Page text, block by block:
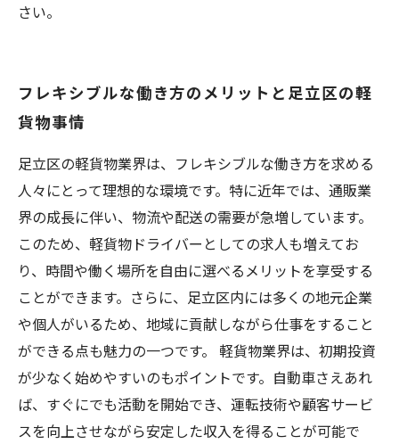
さい。
フレキシブルな働き方のメリットと足立区の軽
貨物事情
足立区の軽貨物業界は、フレキシブルな働き方を求める
人々にとって理想的な環境です。特に近年では、通販業
界の成長に伴い、物流や配送の需要が急増しています。
このため、軽貨物ドライバーとしての求人も増えてお
り、時間や働く場所を自由に選べるメリットを享受する
ことができます。さらに、足立区内には多くの地元企業
や個人がいるため、地域に貢献しながら仕事をすること
ができる点も魅力の一つです。 軽貨物業界は、初期投資
が少なく始めやすいのもポイントです。自動車さえあれ
ば、すぐにでも活動を開始でき、運転技術や顧客サービ
スを向上させながら安定した収入を得ることが可能で